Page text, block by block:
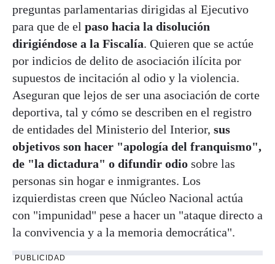
preguntas parlamentarias dirigidas al Ejecutivo
para que de el paso hacia la disolución
dirigiéndose a la Fiscalía. Quieren que se actúe
por indicios de delito de asociación ilícita por
supuestos de incitación al odio y la violencia.
Aseguran que lejos de ser una asociación de corte
deportiva, tal y cómo se describen en el registro
de entidades del Ministerio del Interior, sus
objetivos son hacer "apología del franquismo",
de "la dictadura" o difundir odio sobre las
personas sin hogar e inmigrantes. Los
izquierdistas creen que Núcleo Nacional actúa
con "impunidad" pese a hacer un "ataque directo a
la convivencia y a la memoria democrática".
PUBLICIDAD